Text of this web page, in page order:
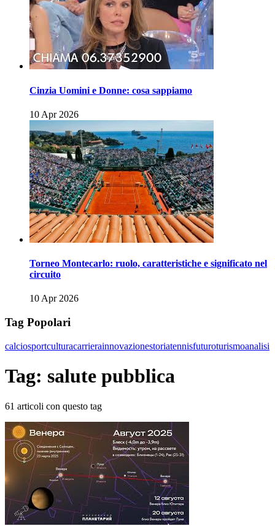
Cinzia Uomini e Donne: cosa sappiamo
10 Apr 2026
Torneo Montecarlo: ruolo, caratteristiche e significato nel
circuito
10 Apr 2026
Tag Popolari
calciosportculturacarrierainnovazionestoriatennisfuturoturismoanalisi
Tag: salute pubblica
61 articoli con questo tag